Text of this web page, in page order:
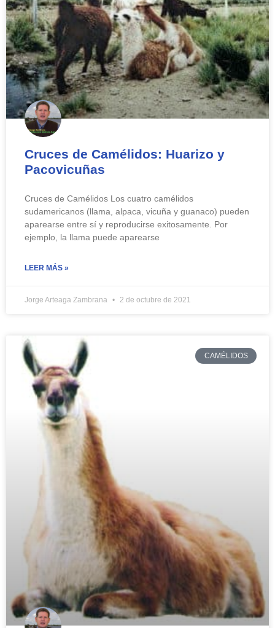
Cruces de Camélidos: Huarizo y
Pacovicuñas
Cruces de Camélidos Los cuatro camélidos
sudamericanos (llama, alpaca, vicuña y guanaco) pueden
aparearse entre sí y reproducirse exitosamente. Por
ejemplo, la llama puede aparearse
LEER MÁS »
Jorge Arteaga Zambrana 2 de octubre de 2021
CAMÉLIDOS